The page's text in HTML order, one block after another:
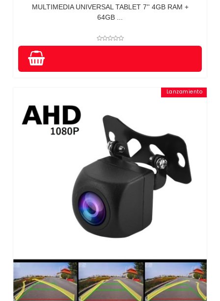
MULTIMEDIA UNIVERSAL TABLET 7'' 4GB RAM +
64GB ...
Lanzamiento